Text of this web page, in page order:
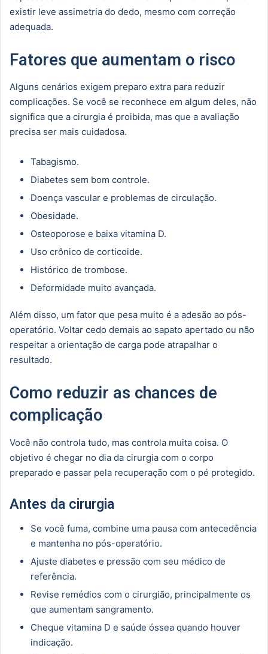
existir leve assimetria do dedo, mesmo com correção
adequada.
Fatores que aumentam o risco
Alguns cenários exigem preparo extra para reduzir
complicações. Se você se reconhece em algum deles, não
significa que a cirurgia é proibida, mas que a avaliação
precisa ser mais cuidadosa.
Tabagismo.
Diabetes sem bom controle.
Doença vascular e problemas de circulação.
Obesidade.
Osteoporose e baixa vitamina D.
Uso crônico de corticoide.
Histórico de trombose.
Deformidade muito avançada.
Além disso, um fator que pesa muito é a adesão ao pós-
operatório. Voltar cedo demais ao sapato apertado ou não
respeitar a orientação de carga pode atrapalhar o
resultado.
Como reduzir as chances de
complicação
Você não controla tudo, mas controla muita coisa. O
objetivo é chegar no dia da cirurgia com o corpo
preparado e passar pela recuperação com o pé protegido.
Antes da cirurgia
Se você fuma, combine uma pausa com antecedência
e mantenha no pós-operatório.
Ajuste diabetes e pressão com seu médico de
referência.
Revise remédios com o cirurgião, principalmente os
que aumentam sangramento.
Cheque vitamina D e saúde óssea quando houver
indicação.